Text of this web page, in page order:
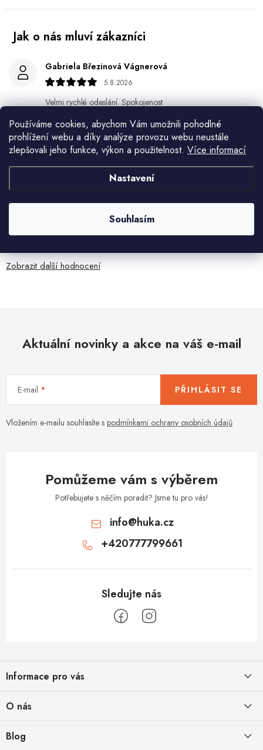
Používáme cookies, abychom Vám umožnili pohodlné
prohlížení webu a díky analýze provozu webu neustále
zlepšovali jeho funkce, výkon a použitelnost. Více informací
Nastavení
Souhlasím
Gabriela Březinová Vágnerová
5.8.2026
Velmi rychlé odeslání. Spokojenost
HELENA MINAŘÍKOVÁ
5.8.2026
Je sice větší ale vypadá dobře
4.8.2026
Zobrazit další hodnocení
Aktuální novinky a akce na váš e-mail
E-mail
Vložením e-mailu souhlasíte s podmínkami ochrany osobních údajů
PŘIHLÁSIT SE
Pomůžeme vám s výběrem
Potřebujete s něčím poradit? Jsme tu pro vás!
info@huka.cz
+420777799661
pInformace pro vás
Podmínky ochrany osobních údajů
O nás
Blog